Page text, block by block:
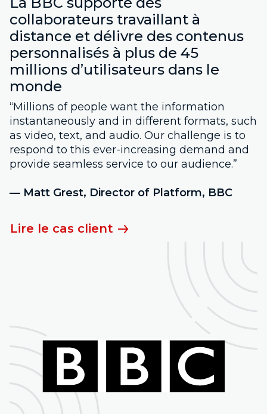
collaborateurs travaillant à
distance et délivre des contenus
personnalisés à plus de 45
millions d’utilisateurs dans le
monde
“Millions of people want the information
instantaneously and in different formats, such
as video, text, and audio. Our challenge is to
respond to this ever-increasing demand and
provide seamless service to our audience.”
— Matt Grest, Director of Platform, BBC
Lire le cas client